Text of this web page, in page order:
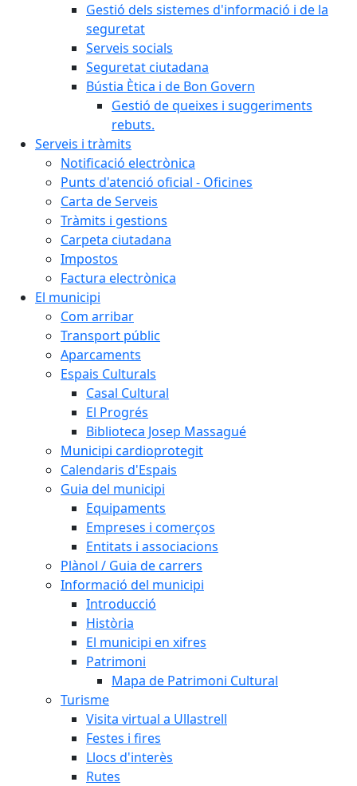
Gestió dels sistemes d'informació i de la
seguretat
Serveis socials
Seguretat ciutadana
Bústia Ètica i de Bon Govern
Gestió de queixes i suggeriments
rebuts.
Serveis i tràmits
Notificació electrònica
Punts d'atenció oficial - Oficines
Carta de Serveis
Tràmits i gestions
Carpeta ciutadana
Impostos
Factura electrònica
El municipi
Com arribar
Transport públic
Aparcaments
Espais Culturals
Casal Cultural
El Progrés
Biblioteca Josep Massagué
Municipi cardioprotegit
Calendaris d'Espais
Guia del municipi
Equipaments
Empreses i comerços
Entitats i associacions
Plànol / Guia de carrers
Informació del municipi
Introducció
Història
El municipi en xifres
Patrimoni
Mapa de Patrimoni Cultural
Turisme
Visita virtual a Ullastrell
Festes i fires
Llocs d'interès
Rutes